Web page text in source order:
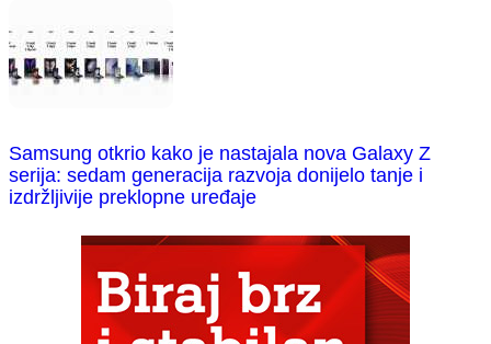
Samsung otkrio kako je nastajala nova Galaxy Z
serija: sedam generacija razvoja donijelo tanje i
izdržljivije preklopne uređaje